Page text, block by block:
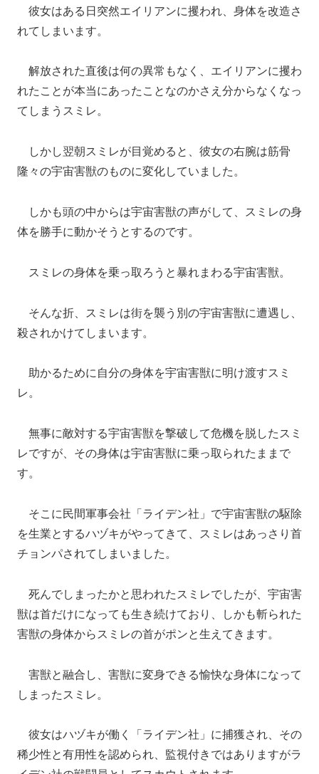
彼女はある日突然エイリアンに攫われ、身体を改造さ
れてしまいます。
解放された直後は何の異常もなく、エイリアンに攫わ
れたことが本当にあったことなのかさえ分からなくなっ
てしまうスミレ。
しかし翌朝スミレが目覚めると、彼女の右腕は筋骨
隆々の宇宙害獣のものに変化していました。
しかも頭の中からは宇宙害獣の声がして、スミレの身
体を勝手に動かそうとするのです。
スミレの身体を乗っ取ろうと暴れまわる宇宙害獣。
そんな折、スミレは街を襲う別の宇宙害獣に遭遇し、
殺されかけてしまいます。
助かるために自分の身体を宇宙害獣に明け渡すスミ
レ。
無事に敵対する宇宙害獣を撃破して危機を脱したスミ
レですが、その身体は宇宙害獣に乗っ取られたままで
す。
そこに民間軍事会社「ライデン社」で宇宙害獣の駆除
を生業とするハヅキがやってきて、スミレはあっさり首
チョンパされてしまいました。
死んでしまったかと思われたスミレでしたが、宇宙害
獣は首だけになっても生き続けており、しかも斬られた
害獣の身体からスミレの首がポンと生えてきます。
害獣と融合し、害獣に変身できる愉快な身体になって
しまったスミレ。
彼女はハヅキが働く「ライデン社」に捕獲され、その
稀少性と有用性を認められ、監視付きではありますがラ